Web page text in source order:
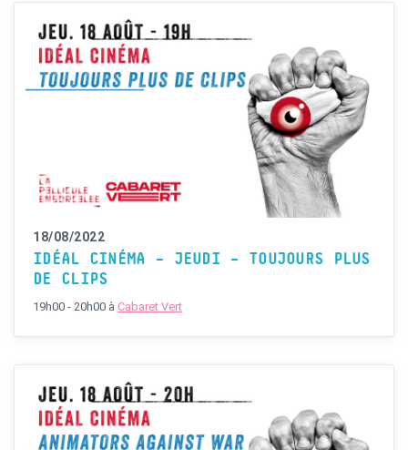
18/08/2022
IDÉAL CINÉMA – JEUDI – TOUJOURS PLUS
DE CLIPS
19h00 - 20h00 à Cabaret Vert